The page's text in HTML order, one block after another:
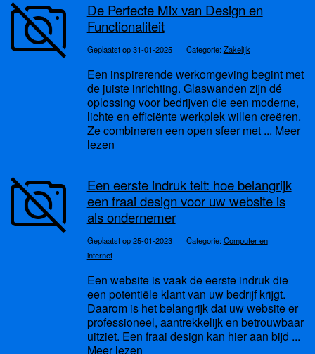
De Perfecte Mix van Design en
Functionaliteit
Geplaatst op 31-01-2025 Categorie:Zakelijk
Een inspirerende werkomgeving begint met
de juiste inrichting. Glaswanden zijn dé
oplossing voor bedrijven die een moderne,
lichte en efficiënte werkplek willen creëren.
Ze combineren een open sfeer met ... Meer
lezen
Een eerste indruk telt: hoe belangrijk
een fraai design voor uw website is
als ondernemer
Geplaatst op 25-01-2023 Categorie:Computer en
internet
Een website is vaak de eerste indruk die
een potentiële klant van uw bedrijf krijgt.
Daarom is het belangrijk dat uw website er
professioneel, aantrekkelijk en betrouwbaar
uitziet. Een fraai design kan hier aan bijd ...
Meer lezen